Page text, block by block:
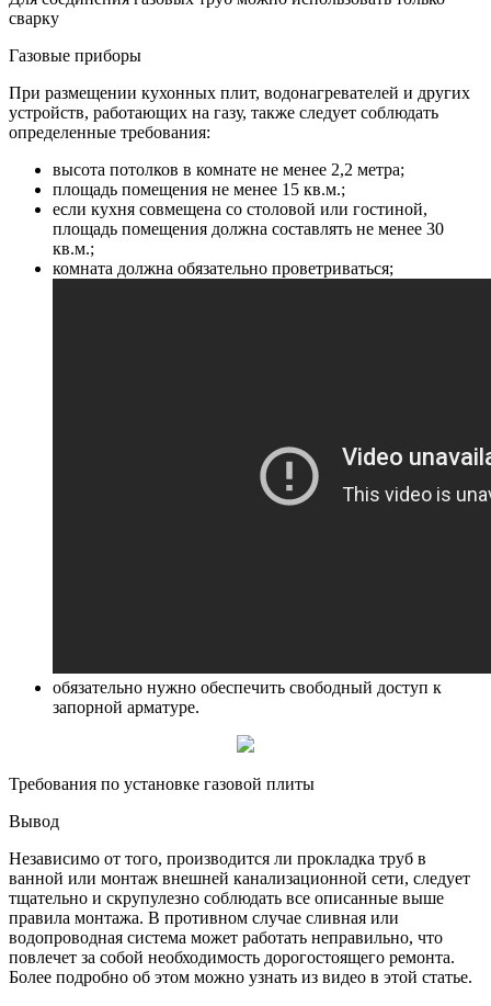
сварку
Газовые приборы
При размещении кухонных плит, водонагревателей и других
устройств, работающих на газу, также следует соблюдать
определенные требования:
высота потолков в комнате не менее 2,2 метра;
площадь помещения не менее 15 кв.м.;
если кухня совмещена со столовой или гостиной,
площадь помещения должна составлять не менее 30
кв.м.;
комната должна обязательно проветриваться;
обязательно нужно обеспечить свободный доступ к
запорной арматуре.
Требования по установке газовой плиты
Вывод
Независимо от того, производится ли прокладка труб в
ванной или монтаж внешней канализационной сети, следует
тщательно и скрупулезно соблюдать все описанные выше
правила монтажа. В противном случае сливная или
водопроводная система может работать неправильно, что
повлечет за собой необходимость дорогостоящего ремонта.
Более подробно об этом можно узнать из видео в этой статье.